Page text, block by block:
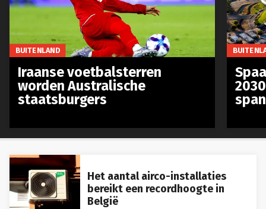
Het aantal airco-installaties
bereikt een recordhoogte in
België
BUITENLAND
Iraanse voetbalsterren
worden Australische
staatsburgers